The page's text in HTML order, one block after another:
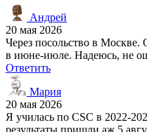
Андрей
20 мая 2026
Через посольство в Москве.
в июне-июле. Надеюсь, не
Ответить
Мария
20 мая 2026
Я училась по CSC в 2022-
результаты пришли аж 5